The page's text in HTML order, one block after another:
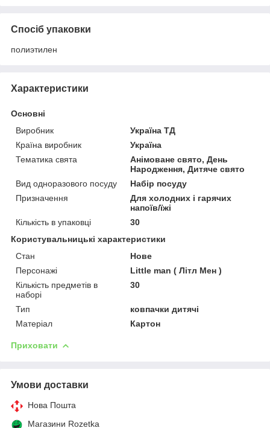
Спосіб упаковки
полиэтилен
Характеристики
Основні
Виробник
Україна ТД
Країна виробник
Україна
Тематика свята
Анімоване свято, День
Народження, Дитяче свято
Вид одноразового посуду
Набір посуду
Призначення
Для холодних і гарячих
напоїв/їжі
Кількість в упаковці
30
Користувальницькі характеристики
Стан
Нове
Персонажі
Little man ( Літл Мен )
Кількість предметів в
наборі
30
Тип
ковпачки дитячі
Матеріал
Картон
Приховати
Умови доставки
Нова Пошта
Магазини Rozetka